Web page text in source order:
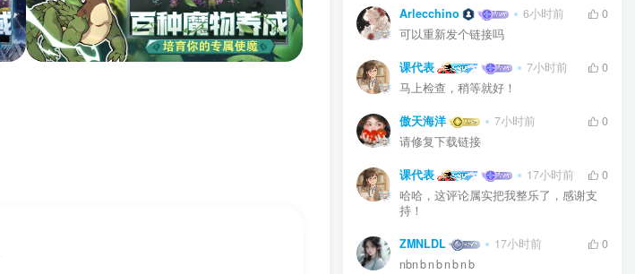
Arlecchino 6小时前
0
可以重新发个链接吗
课代表 7小时前
0
马上检查，稍等就好！
傲天海洋 7小时前
0
请修复下载链接
课代表 17小时前
0
哈哈，这评论属实把我整乐了，感谢支
持！
ZMNLDL 17小时前
0
nbn b n b n b n b